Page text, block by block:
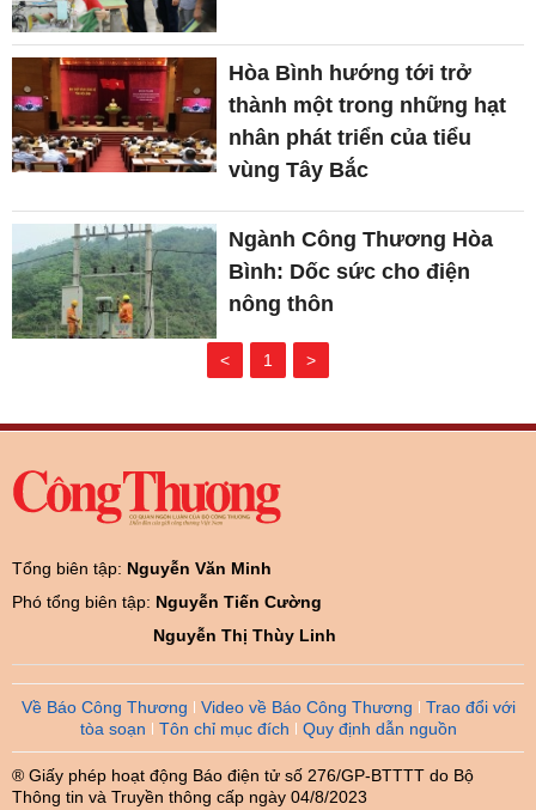
Hòa Bình hướng tới trở
thành một trong những hạt
nhân phát triển của tiểu
vùng Tây Bắc
Ngành Công Thương Hòa
Bình: Dốc sức cho điện
nông thôn
< 1 >
Tổng biên tập: Nguyễn Văn Minh
Phó tổng biên tập: Nguyễn Tiến Cường
Nguyễn Thị Thùy Linh
Về Báo Công Thương Video về Báo Công Thương
Trao đổi với
tòa soạn
Tôn chỉ mục đích Quy định dẫn nguồn
® Giấy phép hoạt động Báo điện tử số 276/GP-BTTTT do Bộ
Thông tin và Truyền thông cấp ngày 04/8/2023